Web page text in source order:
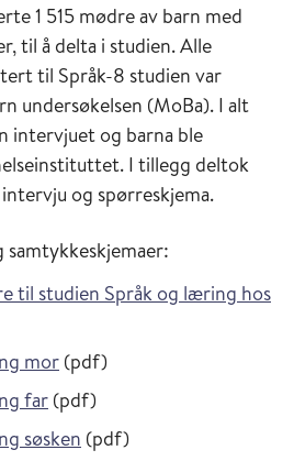
1 515 mødre av barn med
til å delta i studien. Alle
til Språk-8 studien var
undersøkelsen (MoBa). I alt
intervjuet og barna ble
I tillegg deltok
og spørreskjema.
til studien Språk og læring hos
mor (pdf)
far (pdf)
søsken (pdf)